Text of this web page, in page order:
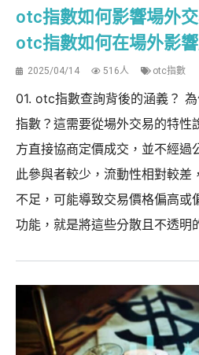
otc指數如何影響場外
otc指數如何在場外影響
2025/04/14 516人 otc指數
01. otc指數查詢背後的涵義？
指數？這需要從場外交易的特性
方直接協商定價成交，並不經過
此參與者較少，流動性相對較差
不足，可能導致交易價格偏高
功能，就是將這些分散且不透明